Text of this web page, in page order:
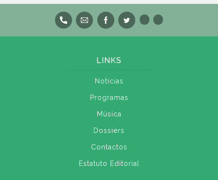
LINKS
Notícias
Programas
Música
Dossiers
Contactos
Estatuto Editorial